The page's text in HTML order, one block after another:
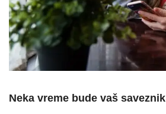
Neka vreme bude vaš saveznik